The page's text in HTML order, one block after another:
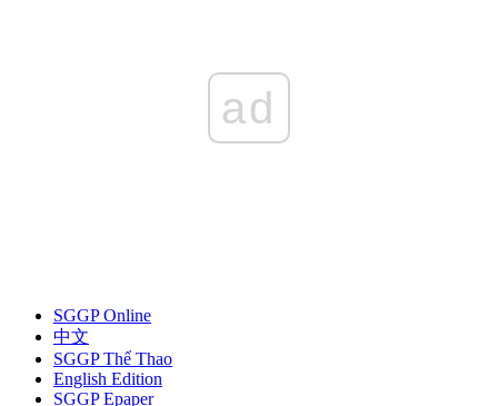
ad
SGGP Online
中文
SGGP Thể Thao
English Edition
SGGP Epaper